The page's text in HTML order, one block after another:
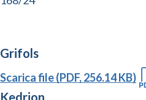
Grifols
Scarica file (PDF, 256.14 KB)
Kedrion